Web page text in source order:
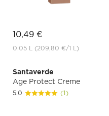
10,49 €
0.05 L (209,80 €/1 L)
Santaverde
Age Protect Creme
5.0 (1)